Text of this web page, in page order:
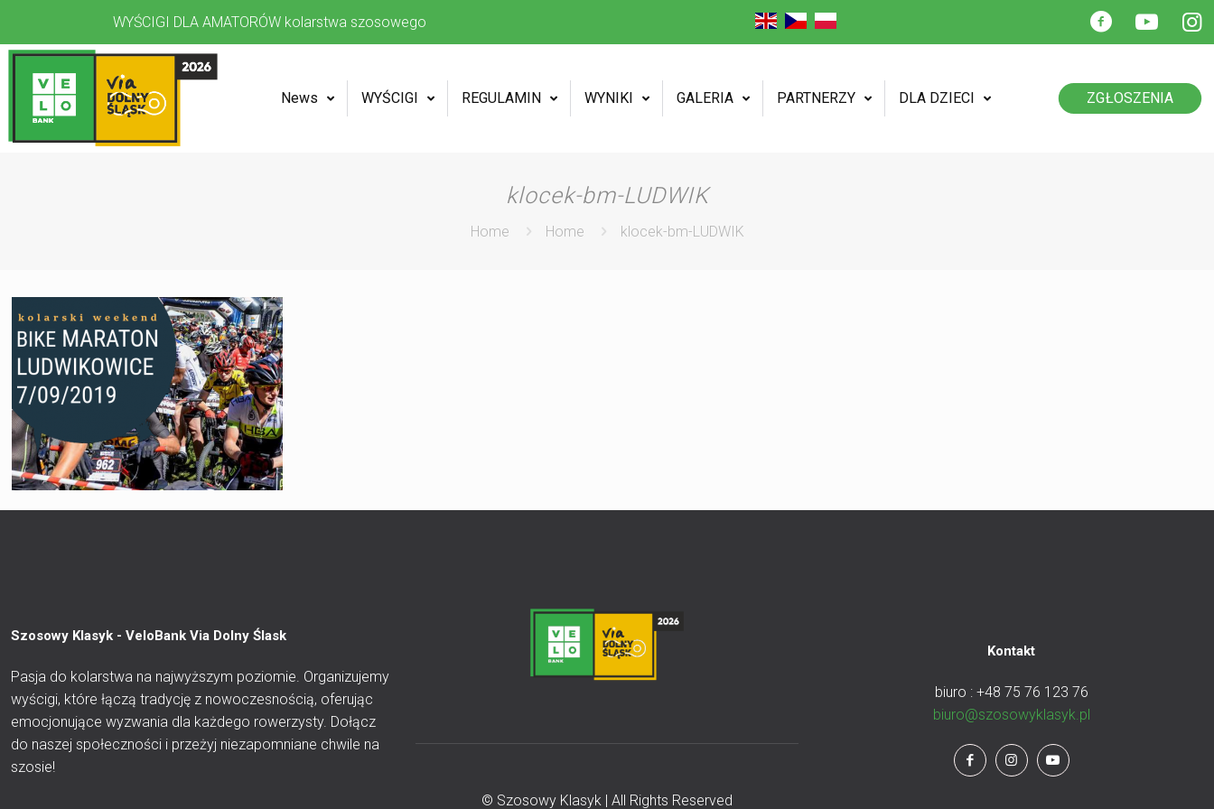
WYŚCIGI DLA AMATORÓW kolarstwa szosowego
News WYŚCIGI REGULAMIN WYNIKI GALERIA PARTNERZY DLA DZIECI ZGŁOSZENIA
klocek-bm-LUDWIK
Home Home klocek-bm-LUDWIK
Szosowy Klasyk - VeloBank Via Dolny Ślask
Pasja do kolarstwa na najwyższym poziomie. Organizujemy
wyścigi, które łączą tradycję z nowoczesnością, oferując
emocjonujące wyzwania dla każdego rowerzysty. Dołącz
do naszej społeczności i przeżyj niezapomniane chwile na
szosie!
© Szosowy Klasyk | All Rights Reserved
Kontakt
biuro : +48 75 76 123 76
biuro@szosowyklasyk.pl